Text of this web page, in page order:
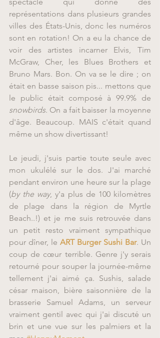
représentations dans plusieurs grandes
villes des États-Unis, donc les numéros
sont en rotation! On a eu la chance de
voir des artistes incarner Elvis, Tim
McGraw, Cher, les Blues Brothers et
Bruno Mars. Bon. On va se le dire ; on
était en basse saison pis... mettons que
snowbirds. On a fait baisser la moyenne
d'âge. Beaucoup. MAIS c'était quand
même un show divertissant!
Le jeudi, j'suis partie toute seule avec
mon ukulélé sur le dos. J'ai marché
pendant environ une heure sur la plage
(by the way, y'a plus de 100 kilomètres
de plage dans la région de Myrtle
Beach..!) et je me suis retrouvée dans
un petit resto vraiment sympathique
pour dîner, le ART Burger Sushi Bar. Un
coup de cœur terrible. Genre j'y serais
retourné pour souper la journée-même
tellement j'ai aimé ça. Sushis, salade
césar maison, bière saisonnière de la
brasserie Samuel Adams, un serveur
vraiment gentil avec qui j'ai discuté un
brin et une vue sur les palmiers et la